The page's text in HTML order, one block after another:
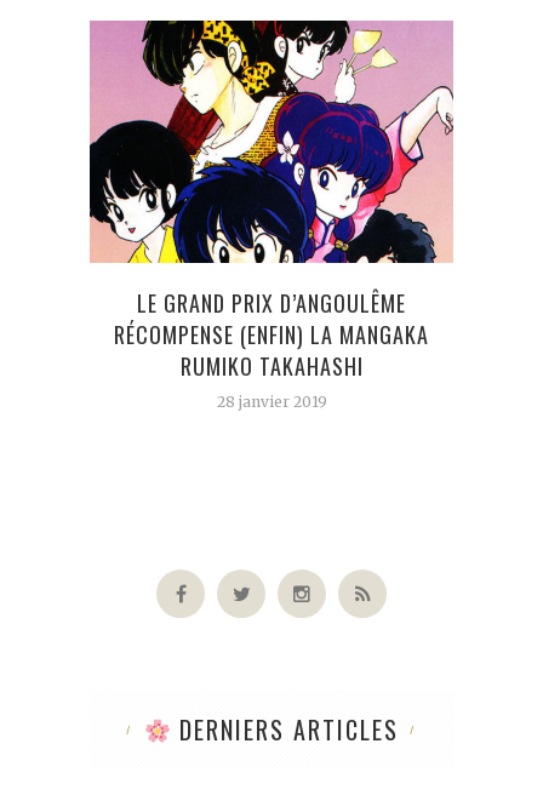
LE GRAND PRIX D’ANGOULÊME
RÉCOMPENSE (ENFIN) LA MANGAKA
RUMIKO TAKAHASHI
28 janvier 2019
DERNIERS ARTICLES